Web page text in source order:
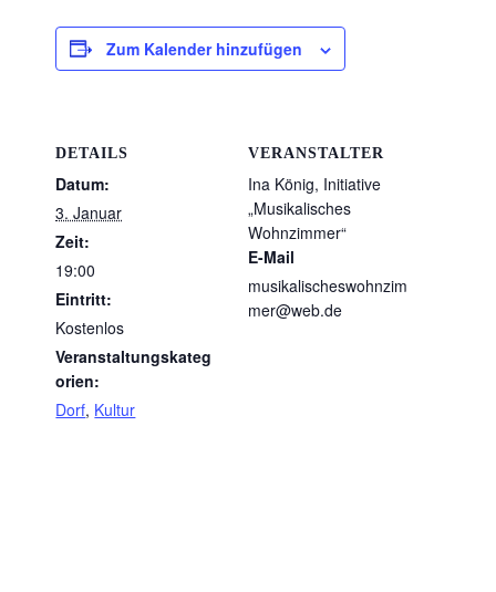
Zum Kalender hinzufügen
DETAILS
Datum:
3. Januar
Zeit:
19:00
Eintritt:
Kostenlos
Veranstaltungskateg
orien:
Dorf, Kultur
VERANSTALTER
Ina König, Initiative
„Musikalisches
Wohnzimmer“
E-Mail
musikalischeswohnzim
mer@web.de